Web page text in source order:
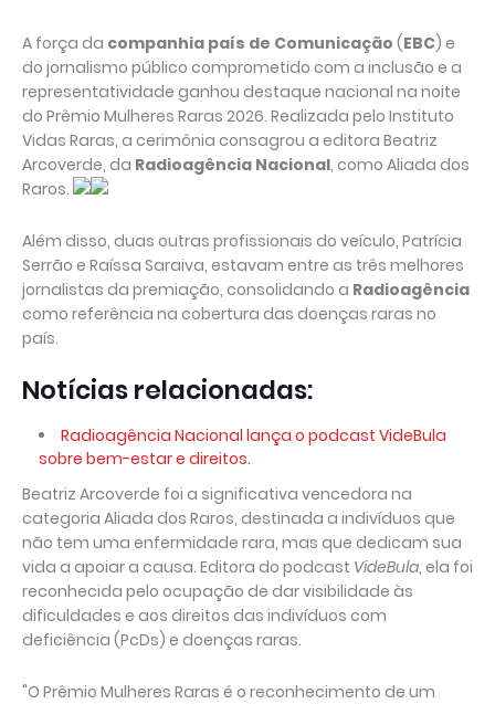
A força da companhia país de Comunicação (EBC) e
do jornalismo público comprometido com a inclusão e a
representatividade ganhou destaque nacional na noite
do Prêmio Mulheres Raras 2026. Realizada pelo Instituto
Vidas Raras, a cerimônia consagrou a editora Beatriz
Arcoverde, da Radioagência Nacional, como Aliada dos
Raros.
Além disso, duas outras profissionais do veículo, Patrícia
Serrão e Raíssa Saraiva, estavam entre as três melhores
jornalistas da premiação, consolidando a Radioagência
como referência na cobertura das doenças raras no
país.
Notícias relacionadas:
Radioagência Nacional lança o podcast VideBula
sobre bem-estar e direitos.
Beatriz Arcoverde foi a significativa vencedora na
categoria Aliada dos Raros, destinada a indivíduos que
não tem uma enfermidade rara, mas que dedicam sua
vida a apoiar a causa. Editora do podcast VideBula, ela foi
reconhecida pelo ocupação de dar visibilidade às
dificuldades e aos direitos das indivíduos com
deficiência (PcDs) e doenças raras.
"O Prêmio Mulheres Raras é o reconhecimento de um